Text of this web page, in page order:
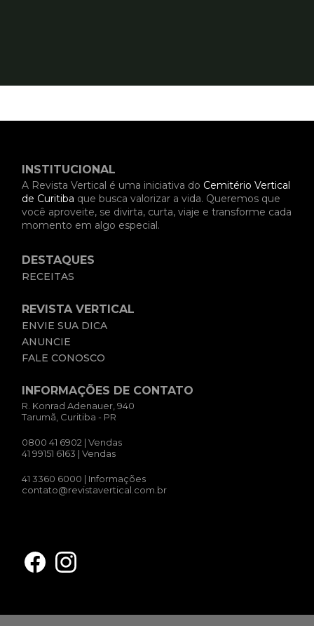
INSTITUCIONAL
A Revista Vertical é uma iniciativa do Cemitério Vertical
de Curitiba que busca valorizar a vida. Queremos que
você aproveite, se divirta, curta, viaje e transforme cada
momento em algo especial.
DESTAQUES
RECEITAS
REVISTA VERTICAL
ENVIE SUA DICA
ANUNCIE
FALE CONOSCO
INFORMAÇÕES DE CONTATO
R. Konrad Adenauer, 940
Tarumã, Curitiba - PR
0800 41 6902 | Vendas
41 99151 6163 | Vendas
41 3360 6000 | Informações
contato@revistavertical.com.br